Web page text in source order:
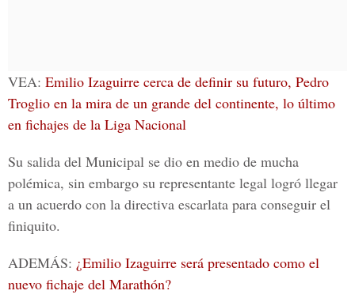
VEA: Emilio Izaguirre cerca de definir su futuro, Pedro
Troglio en la mira de un grande del continente, lo último
en fichajes de la Liga Nacional
Su salida del Municipal se dio en medio de mucha
polémica, sin embargo su representante legal logró llegar
a un acuerdo con la directiva escarlata para conseguir el
finiquito.
ADEMÁS: ¿Emilio Izaguirre será presentado como el
nuevo fichaje del Marathón?